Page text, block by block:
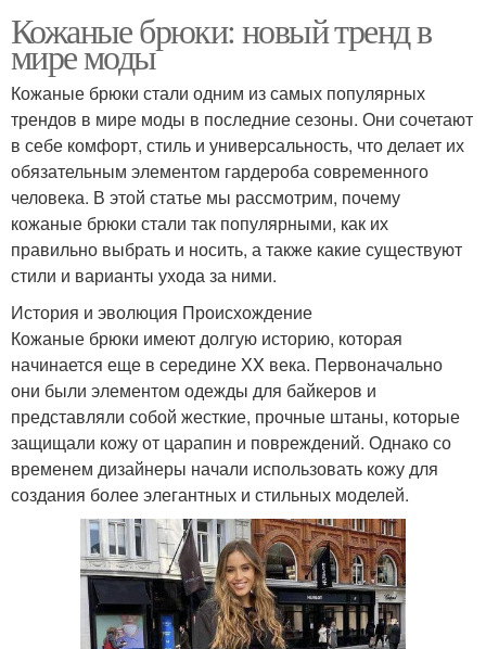
Кожаные брюки: новый тренд в
мире моды
Кожаные брюки стали одним из самых популярных
трендов в мире моды в последние сезоны. Они сочетают
в себе комфорт, стиль и универсальность, что делает их
обязательным элементом гардероба современного
человека. В этой статье мы рассмотрим, почему
кожаные брюки стали так популярными, как их
правильно выбрать и носить, а также какие существуют
стили и варианты ухода за ними.
История и эволюция Происхождение
Кожаные брюки имеют долгую историю, которая
начинается еще в середине XX века. Первоначально
они были элементом одежды для байкеров и
представляли собой жесткие, прочные штаны, которые
защищали кожу от царапин и повреждений. Однако со
временем дизайнеры начали использовать кожу для
создания более элегантных и стильных моделей.